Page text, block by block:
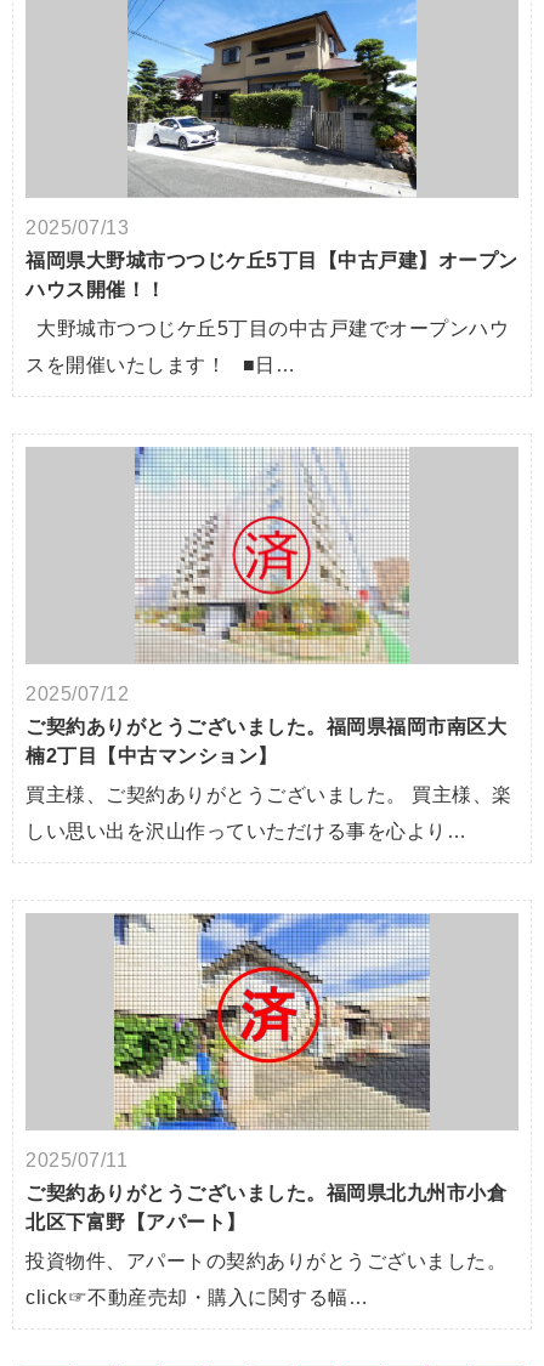
2025/07/13
福岡県大野城市つつじケ丘5丁目【中古戸建】オープン
ハウス開催！！
大野城市つつじケ丘5丁目の中古戸建でオープンハウ
スを開催いたします！ ■日…
2025/07/12
ご契約ありがとうございました。福岡県福岡市南区大
楠2丁目【中古マンション】
買主様、ご契約ありがとうございました。 買主様、楽
しい思い出を沢山作っていただける事を心より…
2025/07/11
ご契約ありがとうございました。福岡県北九州市小倉
北区下富野【アパート】
投資物件、アパートの契約ありがとうございました。
click☞不動産売却・購入に関する幅…